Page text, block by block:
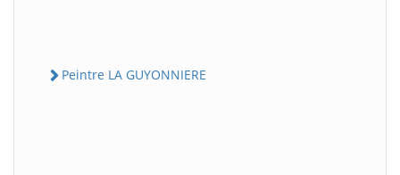
Peintre LA GUYONNIERE